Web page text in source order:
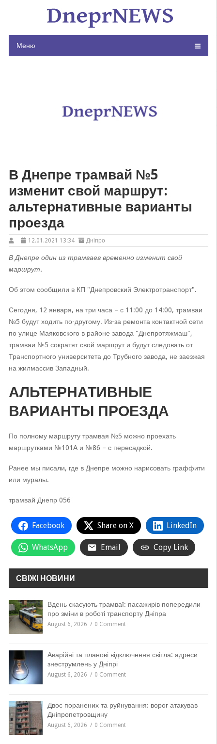
Меню
В Днепре трамвай №5
изменит свой маршрут:
альтернативные варианты
проезда
12.01.2021 13:34 Дніпро
В Днепре один из трамваев временно изменит свой
маршрут.
Об этом сообщили в КП "Днепровский Электротранспорт".
Сегодня, 12 января, на три часа – с 11:00 до 14:00, трамваи
№5 будут ходить по-другому. Из-за ремонта контактной сети
по улице Маяковского в районе завода "Днепротяжмаш",
трамваи №5 сократят свой маршрут и будут следовать от
Транспортного университета до Трубного завода, не заезжая
на жилмассив Западный.
АЛЬТЕРНАТИВНЫЕ
ВАРИАНТЫ ПРОЕЗДА
По полному маршруту трамвая №5 можно проехать
маршрутками №101А и №86 – с пересадкой.
Ранее мы писали, где в Днепре можно нарисовать граффити
или муралы.
трамвай Днепр 056
Facebook Share on X LinkedIn
WhatsApp Email Copy Link
СВІЖІ НОВИНИ
Вдень скасують трамваї: пасажирів попередили
про зміни в роботі транспорту Дніпра
August 6, 2026 0 Comment
Аварійні та планові відключення світла: адреси
знеструмлень у Дніпрі
August 6, 2026 0 Comment
Двоє поранених та руйнування: ворог атакував
Дніпропетровщину
August 6, 2026 0 Comment